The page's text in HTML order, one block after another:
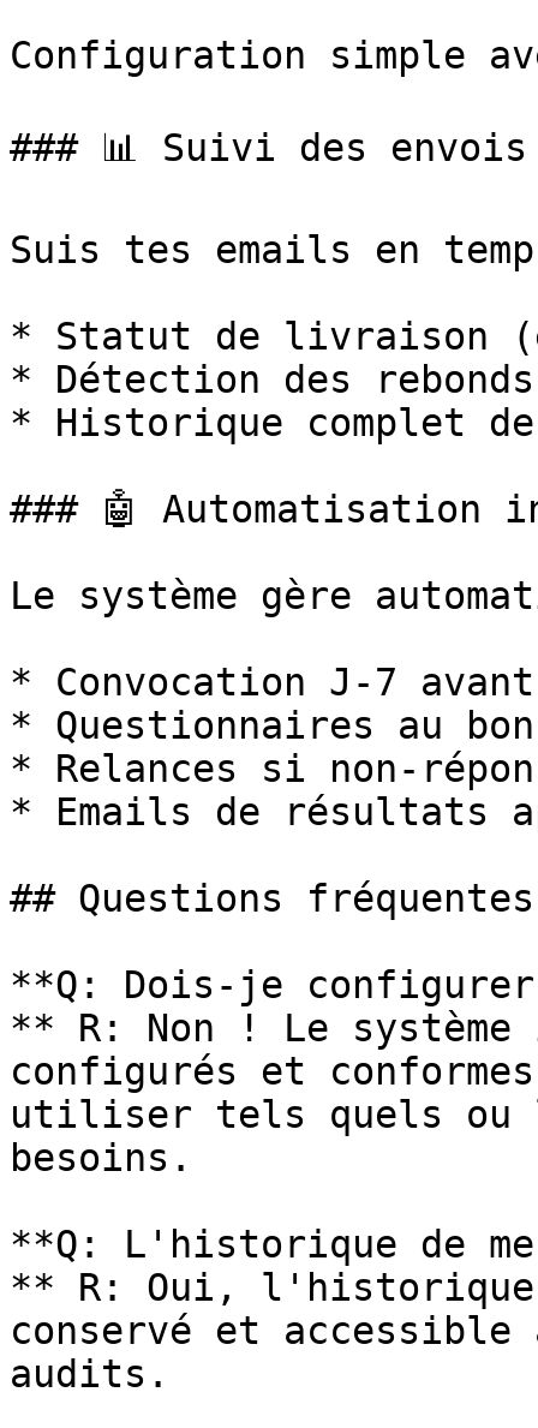
Configuration simple
### 📊 Suivi des envois
Suis tes emails en
* Statut de livraison
* Détection des
* Historique complet
### 🤖 Automatisation
Le système gère
* Convocation J-7
* Questionnaires au bon
* Relances si non-
* Emails de résultats
## Questions fréquentes
**Q: Dois-je configurer
** R: Non ! Le
configurés et
utiliser tels quels ou
besoins.
**Q: L'historique de
** R: Oui, l'historique
conservé et accessible
audits.